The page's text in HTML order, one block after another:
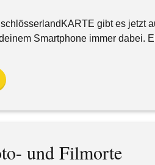
gibt es jetzt
Smartphone immer dabei.
und Filmorte